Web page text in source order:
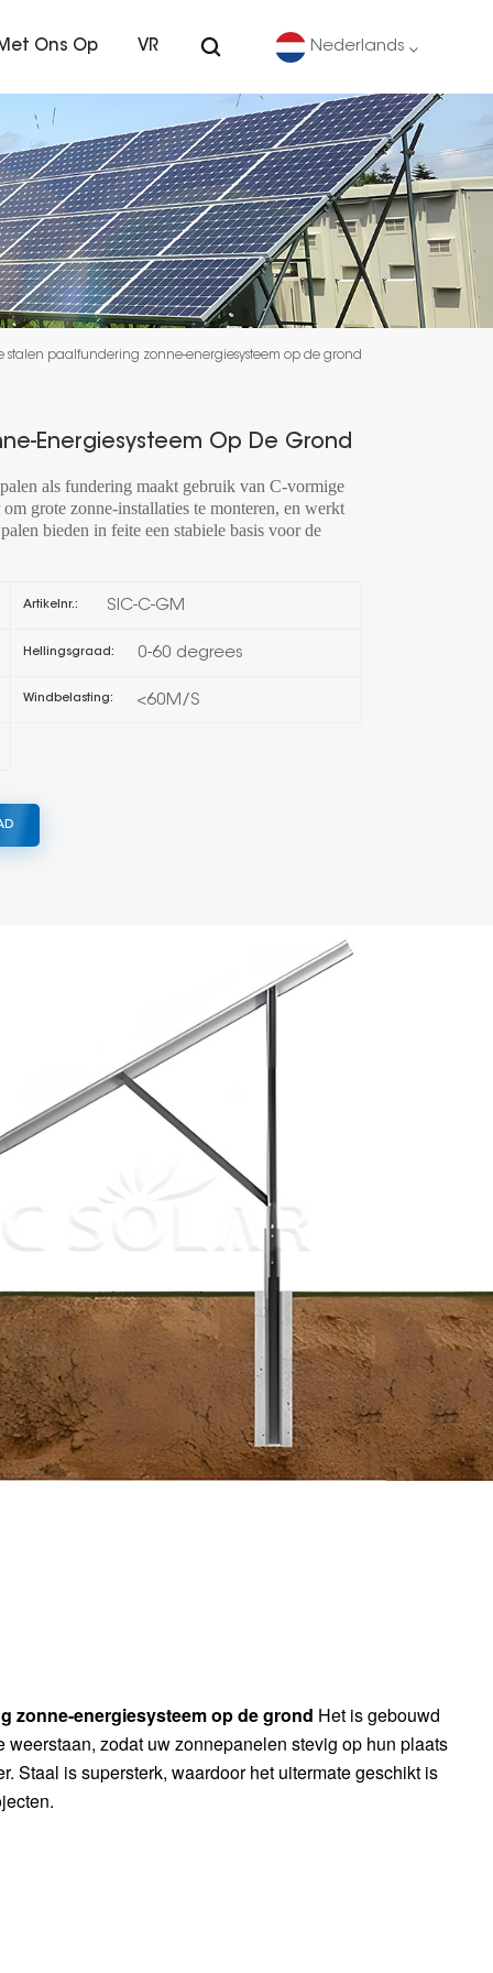
Ons Op VR Nederlands
English
Deutsch
español
português
日本語
stalen paalfundering zonne-energiesysteem op de grond
Energiesysteem Op De Grond
als fundering maakt gebruik van C-vormige
grote zonne-installaties te monteren, en werkt
bieden in feite een stabiele basis voor de
Artikelnr.: SIC-C-GM
Hellingsgraad: 0-60 degrees
Windbelasting: <60M/S
zonne-energiesysteem op de grond Het is gebouwd
weerstaan, zodat uw zonnepanelen stevig op hun plaats
Staal is supersterk, waardoor het uitermate geschikt is